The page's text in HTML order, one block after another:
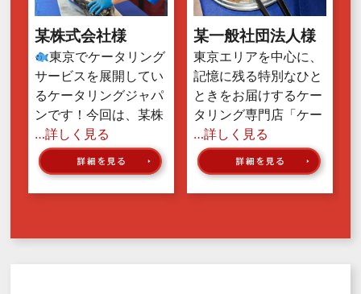
某株式会社様
東京でケータリング
サービスを展開してい
るケータリングジャパ
ンです！今回は、某株
…詳しく見る
某一般社団法人様
東京エリアを中心に、
記憶に残る特別なひと
ときをお届けするケー
タリング専門店「ケー
…詳しく見る